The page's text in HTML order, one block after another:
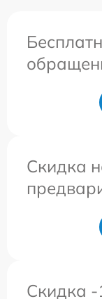
Скидка
Скидка -